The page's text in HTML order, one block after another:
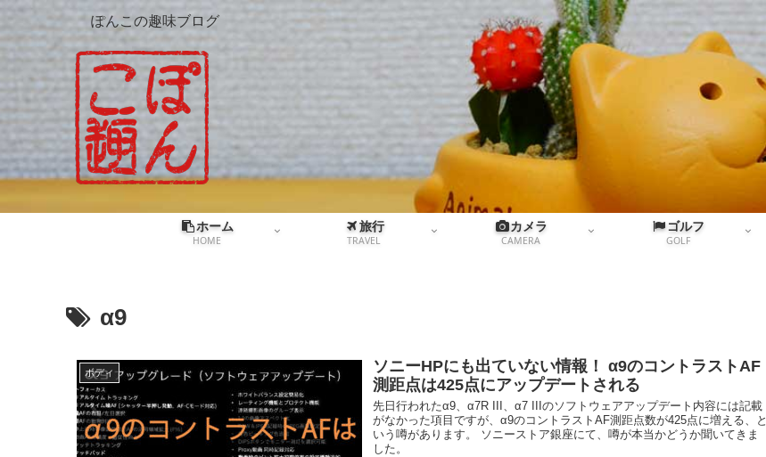
ぽんこの趣味ブログ
ホーム
HOME
旅行
TRAVEL
カメラ
CAMERA
ゴルフ
GOLF
α9
ボディ
ソニーHPにも出ていない情報！ α9のコントラストAF
測距点は425点にアップデートされる
先日行われたα9、α7R III、α7 IIIのソフトウェアアップデート内容には記載
がなかった項目ですが、α9のコントラストAF測距点数が425点に増える、と
いう噂があります。 ソニーストア銀座にて、噂が本当かどうか聞いてきま
した。